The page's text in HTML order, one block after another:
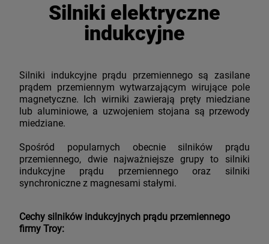
Silniki elektryczne
indukcyjne
Silniki indukcyjne prądu przemiennego są zasilane
prądem przemiennym wytwarzającym wirujące pole
magnetyczne. Ich wirniki zawierają pręty miedziane
lub aluminiowe, a uzwojeniem stojana są przewody
miedziane.
Spośród popularnych obecnie silników prądu
przemiennego, dwie najważniejsze grupy to silniki
indukcyjne prądu przemiennego oraz silniki
synchroniczne z magnesami stałymi.
Cechy silników indukcyjnych prądu przemiennego
firmy Troy: